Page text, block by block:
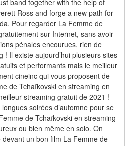
band together with the help of
Ross and forge a new path for
Pour regarder La Femme de
sur Internet, sans avoir
pénales encourues, rien de
! Il existe aujourd’hui plusieurs sites
et performants mais le meilleur
cineinc qui vous proposent de
de Tchaïkovski en streaming en
streaming gratuit de 2021 !
soirées d’automne pour se
de Tchaïkovski en streaming
ou bien même en solo. On
un bon film La Femme de